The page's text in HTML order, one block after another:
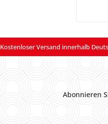
Kostenloser Versand innerhalb
Abonnieren